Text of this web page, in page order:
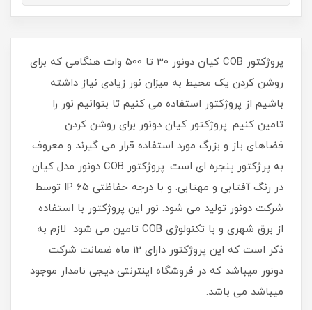
پروژکتور COB کیان دونور 30 تا 500 وات هنگامی که برای
روشن کردن یک محیط به میزان نور زیادی نیاز داشته
باشیم از پروژکتور استفاده می کنیم تا بتوانیم نور را
تامین کنیم. پروژکتور کیان دونور برای روشن کردن
فضاهای باز و بزرگ مورد استفاده قرار می گیرند و معروف
به پرژکتور پنجره ای است. پروژکتور COB دونور مدل کیان
در رنگ آفتابی و مهتابی. و با درجه حفاظتی IP 65 توسط
شرکت دونور تولید می شود. نور این پروژکتور با استفاده
از برق شهری و با تکنولوژی COB تامین می شود لازم به
ذکر است که این پروژکتور دارای 12 ماه ضمانت شرکت
دونور میباشد که در فروشگاه اینترنتی دیجی نامدار موجود
میباشد می باشد.